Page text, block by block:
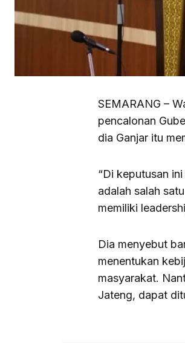
SEMARANG –
pencalonan
dia Ganjar itu
“Di keputusan
adalah salah
memiliki
Dia menyebut
menentukan
masyarakat.
Jateng, dapat